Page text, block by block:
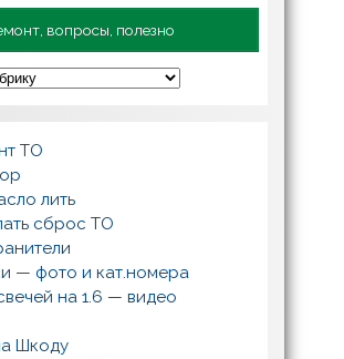
вопросы, полезно
ТО
лить
сброс ТО
— фото и кат.номера
на 1.6 — видео
Шкоду